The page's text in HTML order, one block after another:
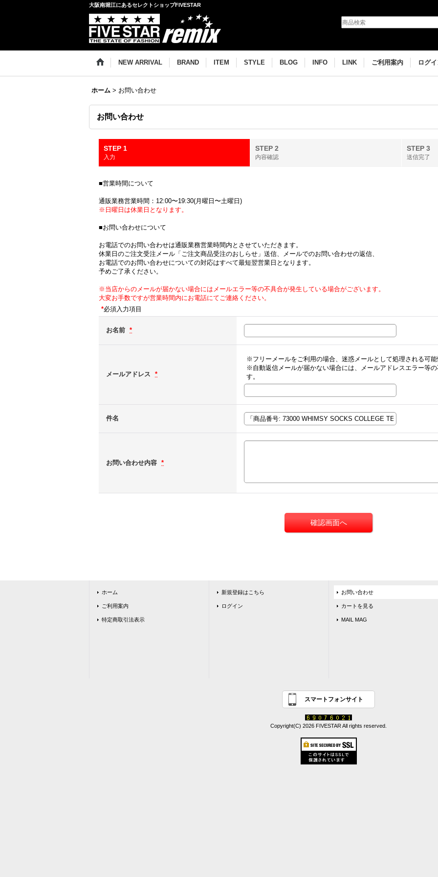
大阪南堀江にあるセレクトショップFIVESTAR
NEW ARRIVAL BRAND ITEM STYLE BLOG INFO LINK ご利用案内 ログ
ホーム > お問い合わせ
お問い合わせ
STEP 1
入力
STEP 2
内容確認
STEP 3
送信完了
■営業時間について
通販業務営業時間：12:00〜19:30(月曜日〜土曜日)
※日曜日は休業日となります。
■お問い合わせについて
お電話でのお問い合わせは通販業務営業時間内とさせていただきます。
休業日のご注文受注メール「ご注文商品受注のおしらせ」送信、メールでのお問い合わせの返信、
お電話でのお問い合わせについての対応はすべて最短翌営業日となります。
予めご了承ください。
※当店からのメールが届かない場合にはメールエラー等の不具合が発生している場合がございます。
大変お手数ですが営業時間内にお電話にてご連絡ください。
*必須入力項目
お名前 *
メールアドレス *
※フリーメールをご利用の場合、迷惑メールとして処理される可能
※自動返信メールが届かない場合には、メールアドレスエラー等
す。
件名
お問い合わせ内容 *
ホーム
ご利用案内
特定商取引法表示
新規登録はこちら
ログイン
お問い合わせ
カートを見る
MAIL MAG
スマートフォンサイト
Copyright(C) 2026 FIVESTAR All rights reserved.